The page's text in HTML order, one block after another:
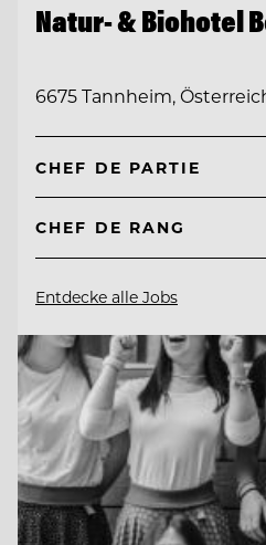
Natur- & Biohotel
6675 Tannheim,
CHEF DE PARTIE
CHEF DE RANG
Entdecke alle Jobs